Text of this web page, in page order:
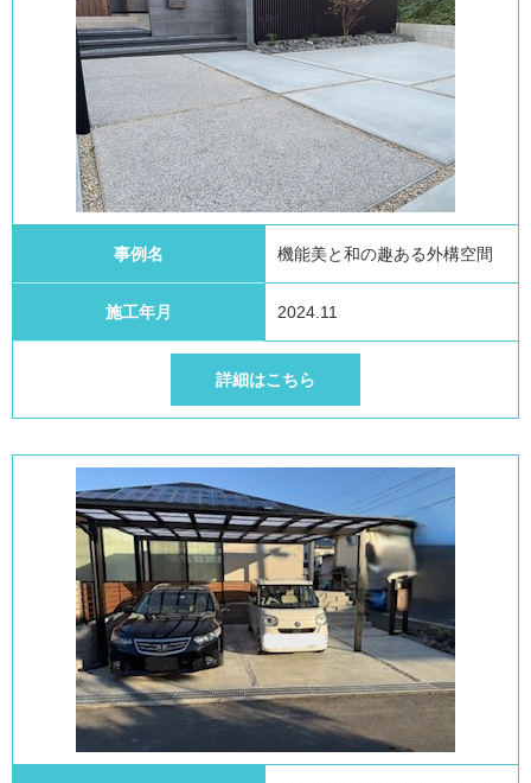
事例名 機能美と和の趣ある外構空間
施工年月 2024.11
詳細はこちら